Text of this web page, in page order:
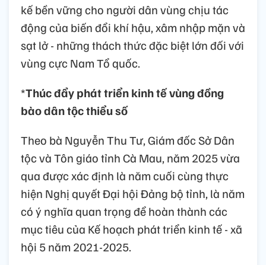
kế bền vững cho người dân vùng chịu tác
động của biến đổi khí hậu, xâm nhập mặn và
sạt lở - những thách thức đặc biệt lớn đối với
vùng cực Nam Tổ quốc.
*Thúc đẩy phát triển kinh tế vùng đồng
bào dân tộc thiểu số
Theo bà Nguyễn Thu Tư, Giám đốc Sở Dân
tộc và Tôn giáo tỉnh Cà Mau, năm 2025 vừa
qua được xác định là năm cuối cùng thực
hiện Nghị quyết Đại hội Đảng bộ tỉnh, là năm
có ý nghĩa quan trọng để hoàn thành các
mục tiêu của Kế hoạch phát triển kinh tế - xã
hội 5 năm 2021-2025.